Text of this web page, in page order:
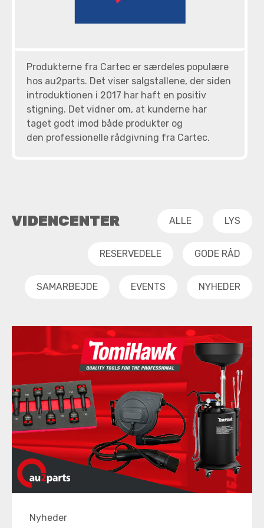
Produkterne fra Cartec er særdeles populære
hos au2parts. Det viser salgstallene, der siden
introduktionen i 2017 har haft en positiv
stigning. Det vidner om, at kunderne har
taget godt imod både produkter og
den professionelle rådgivning fra Cartec.
VIDENCENTER ALLE LYS
RESERVEDELE GODE RÅD
SAMARBEJDE EVENTS NYHEDER
Nyheder